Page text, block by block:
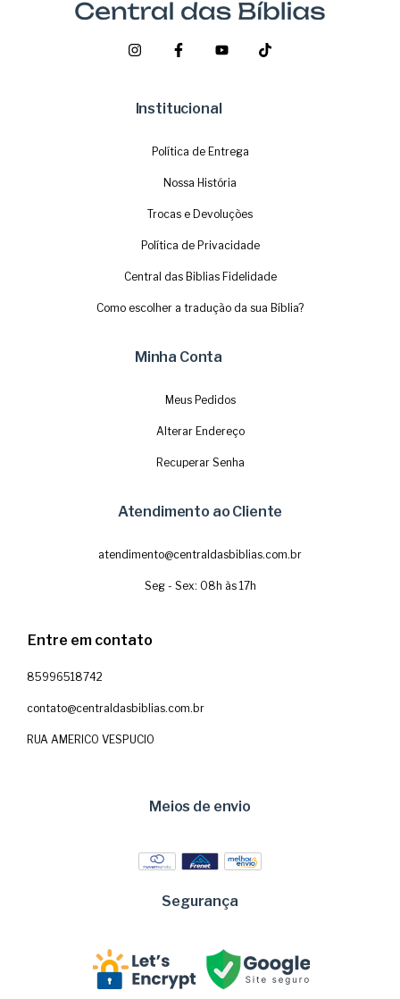
Institucional
Política de Entrega
Nossa História
Trocas e Devoluções
Política de Privacidade
Central das Biblias Fidelidade
Como escolher a tradução da sua Bíblia?
Minha Conta
Meus Pedidos
Alterar Endereço
Recuperar Senha
Atendimento ao Cliente
atendimento@centraldasbiblias.com.br
Seg - Sex: 08h às 17h
Entre em contato
85996518742
contato@centraldasbiblias.com.br
RUA AMERICO VESPUCIO
Meios de envio
Segurança